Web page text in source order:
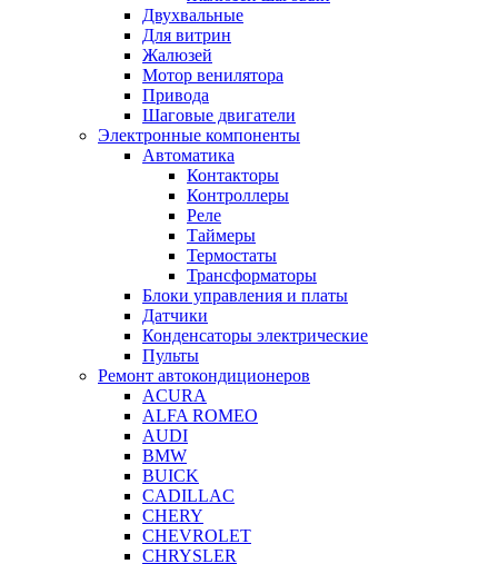
Двухвальные
Для витрин
Жалюзей
Мотор венилятора
Привода
Шаговые двигатели
Электронные компоненты
Автоматика
Контакторы
Контроллеры
Реле
Таймеры
Термостаты
Трансформаторы
Блоки управления и платы
Датчики
Конденсаторы электрические
Пульты
Ремонт автокондиционеров
ACURA
ALFA ROMEO
AUDI
BMW
BUICK
CADILLAC
CHERY
CHEVROLET
CHRYSLER